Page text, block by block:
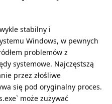
stabilny i
Windows, w pewnych
problemów z
systemowe. Najczęstszą
przez złośliwe
się pod oryginalny proces.
może zużywać